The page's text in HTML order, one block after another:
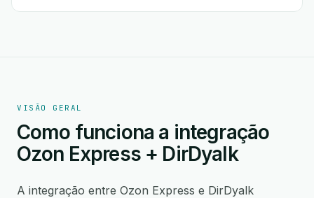
VISÃO GERAL
Como funciona a integração
Ozon Express + DirDyalk
A integração entre Ozon Express e DirDyalk